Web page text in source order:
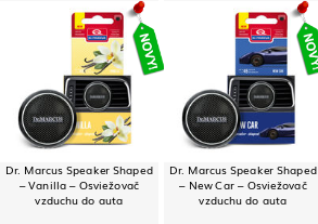
Dr. Marcus Speaker Shaped
– Vanilla – Osviežovač
vzduchu do auta
Dr. Marcus Speaker Shaped
– New Car – Osviežovač
vzduchu do auta